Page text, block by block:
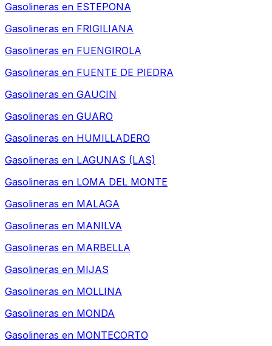
Gasolineras en ESTEPONA
Gasolineras en FRIGILIANA
Gasolineras en FUENGIROLA
Gasolineras en FUENTE DE PIEDRA
Gasolineras en GAUCIN
Gasolineras en GUARO
Gasolineras en HUMILLADERO
Gasolineras en LAGUNAS (LAS)
Gasolineras en LOMA DEL MONTE
Gasolineras en MALAGA
Gasolineras en MANILVA
Gasolineras en MARBELLA
Gasolineras en MIJAS
Gasolineras en MOLLINA
Gasolineras en MONDA
Gasolineras en MONTECORTO